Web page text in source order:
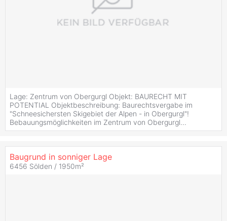
Lage: Zentrum von Obergurgl Objekt: BAURECHT MIT
POTENTIAL Objektbeschreibung: Baurechtsvergabe im
"Schneesichersten Skigebiet der Alpen - in Obergurgl"!
Bebauungsmöglichkeiten im Zentrum von Obergurgl...
Baugrund in sonniger Lage
6456 Sölden / 1950m²